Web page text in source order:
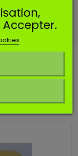
RC12YC
Equivalent NGK